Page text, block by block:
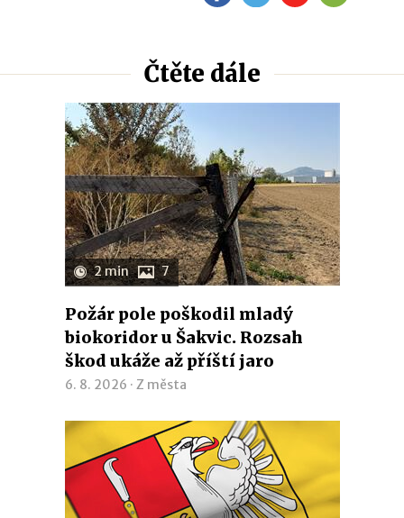
Čtěte dále
2 min 7
Požár pole poškodil mladý
biokoridor u Šakvic. Rozsah
škod ukáže až příští jaro
6. 8. 2026 · Z města